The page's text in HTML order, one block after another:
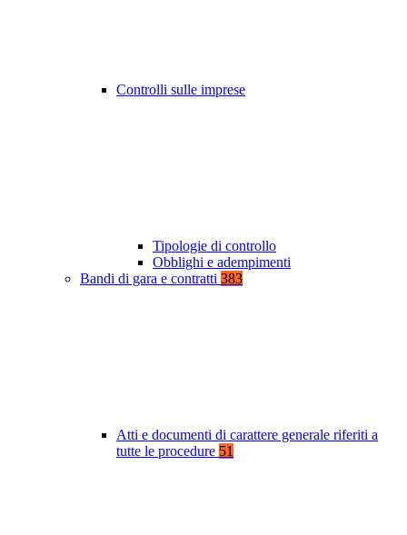
Controlli sulle imprese
Tipologie di controllo
Obblighi e adempimenti
Bandi di gara e contratti 383
Atti e documenti di carattere generale riferiti a
tutte le procedure 51